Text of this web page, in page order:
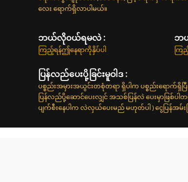
လေး ရောက်ရှိလာပါမယ်။
ဘယ်လို၀ယ်ရမလဲ :
ကြည့်ရန်ဤနေရာကိုနှိပ်ပါ
ဘ
ကြ
ပြန်လည်ပေးပို့ခြင်းမူဝါဒ :
ပစ္စည်းအမှားအယွင်းတစုံတရာ ရှိပါက ပစ္စည်းရောက်ရှိပ
ပြန်လည်ပို့ဆောင်ပေးလျှင် အသစ်ပြန်လဲ ပေးမှာဖြစ်
ပျက်စီးနေပါက လဲလှယ်ပေးမည် မဟုတ်ပါ ) ငွေပြန်အမ်းခ